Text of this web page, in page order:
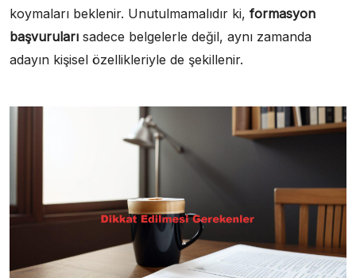
koymaları beklenir. Unutulmamalıdır ki, formasyon
başvuruları sadece belgelerle değil, aynı zamanda
adayın kişisel özellikleriyle de şekillenir.